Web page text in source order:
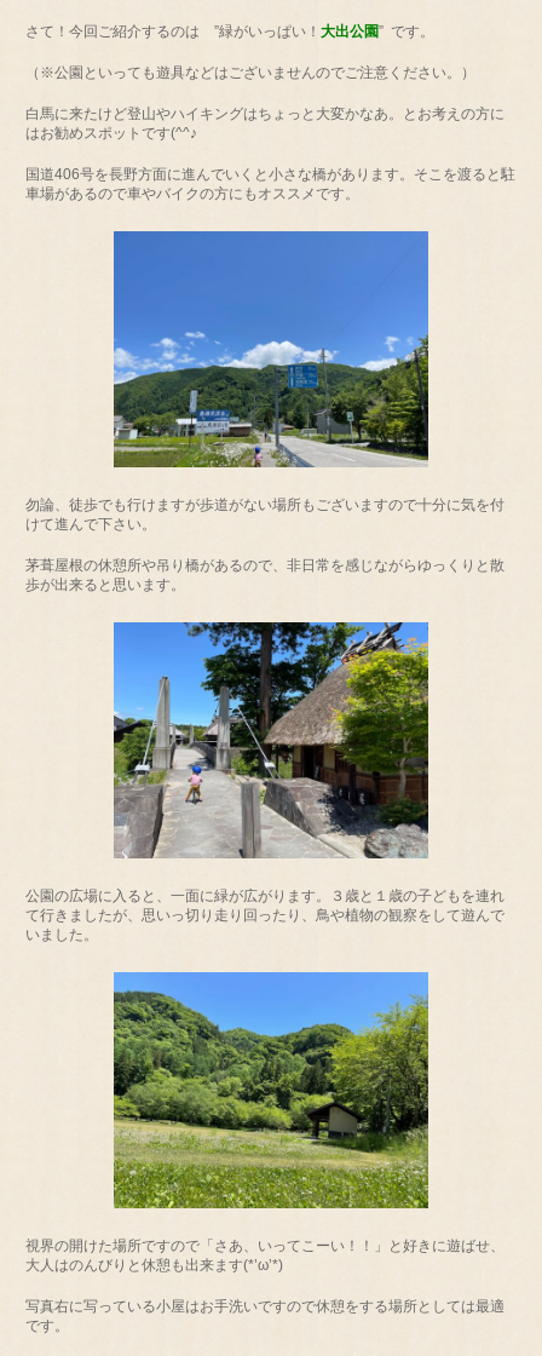
さて！今回ご紹介するのは ”緑がいっぱい！大出公園” です。
（※公園といっても遊具などはございませんのでご注意ください。）
白馬に来たけど登山やハイキングはちょっと大変かなあ。とお考えの方に
はお勧めスポットです(^^♪
国道406号を長野方面に進んでいくと小さな橋があります。そこを渡ると駐
車場があるので車やバイクの方にもオススメです。
勿論、徒歩でも行けますが歩道がない場所もございますので十分に気を付
けて進んで下さい。
茅葺屋根の休憩所や吊り橋があるので、非日常を感じながらゆっくりと散
歩が出来ると思います。
公園の広場に入ると、一面に緑が広がります。３歳と１歳の子どもを連れ
て行きましたが、思いっ切り走り回ったり、鳥や植物の観察をして遊んで
いました。
視界の開けた場所ですので「さあ、いってこーい！！」と好きに遊ばせ、
大人はのんびりと休憩も出来ます(*’ω’*)
写真右に写っている小屋はお手洗いですので休憩をする場所としては最適
です。